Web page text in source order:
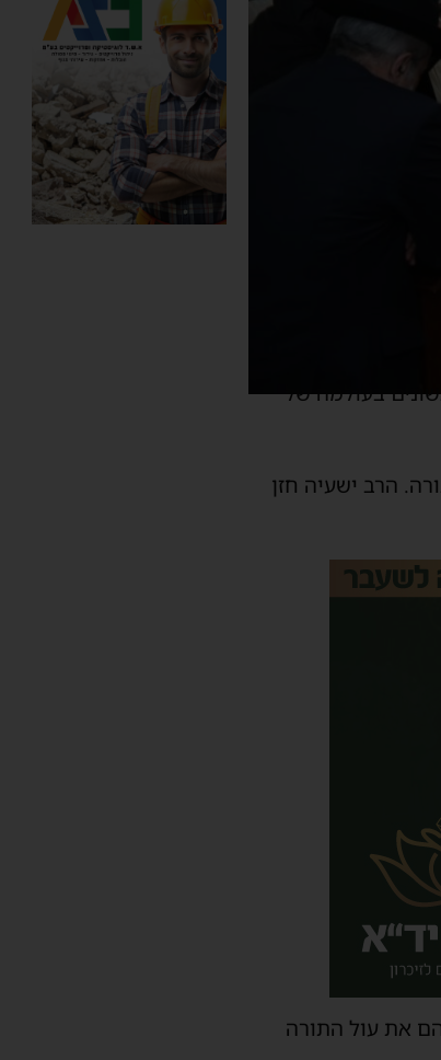
בעולמה של
הרב ישעיה חזן
את עול התורה